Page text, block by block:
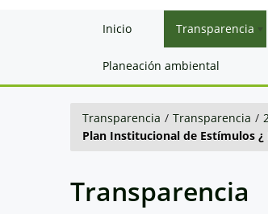
Inicio Transparencia
Planeación ambiental
Transparencia / Transparencia /
Plan Institucional de Estímulos
Transparencia